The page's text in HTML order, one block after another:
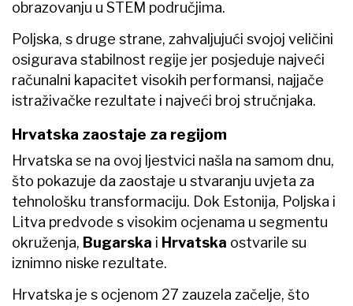
obrazovanju u STEM područjima.
Poljska, s druge strane, zahvaljujući svojoj veličini
osigurava stabilnost regije jer posjeduje najveći
računalni kapacitet visokih performansi, najjače
istraživačke rezultate i najveći broj stručnjaka.
Hrvatska zaostaje za regijom
Hrvatska se na ovoj ljestvici našla na samom dnu,
što pokazuje da zaostaje u stvaranju uvjeta za
tehnološku transformaciju. Dok Estonija, Poljska i
Litva predvode s visokim ocjenama u segmentu
okruženja, Bugarska i Hrvatska ostvarile su
iznimno niske rezultate.
Hrvatska je s ocjenom 27 zauzela začelje, što